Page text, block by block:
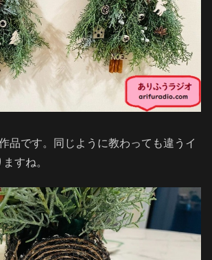
品です。同じように教わっても違うイ
すね。